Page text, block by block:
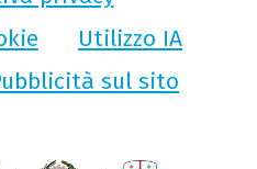
Utilizzo IA
sul sito